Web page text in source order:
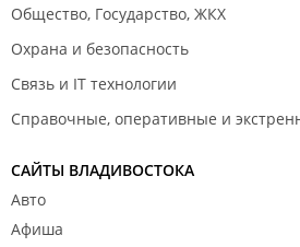
Общество, Государство, ЖКХ
Охрана и безопасность
Связь и IT технологии
Справочные, оперативные и
САЙТЫ ВЛАДИВОСТОКА
Авто
Афиша